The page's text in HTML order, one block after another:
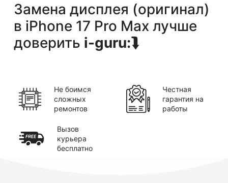
Замена дисплея (оригинал)
в iPhone 17 Pro Max лучше
доверить i-guru:⮯
Не боимся
сложных
ремонтов
Честная
гарантия на
работы
Вызов
курьера
бесплатно